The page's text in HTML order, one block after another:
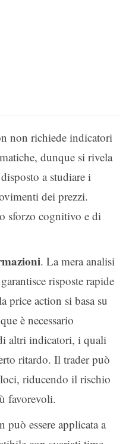
non richiede indicatori
dunque si rivela
a studiare i
dei prezzi.
sforzo cognitivo e di
. La mera analisi
risposte rapide
price action si basa su
è necessario
altri indicatori, i quali
ritardo. Il trader può
riducendo il rischio
favorevoli.
può essere applicata a